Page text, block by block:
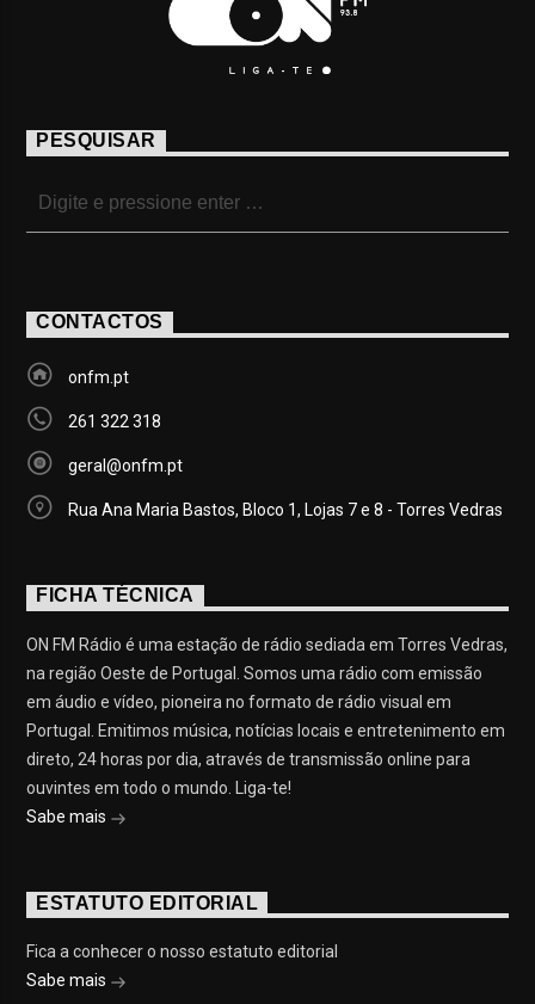
PESQUISAR
CONTACTOS
onfm.pt
261 322 318
geral@onfm.pt
Rua Ana Maria Bastos, Bloco 1, Lojas 7 e 8 - Torres Vedras
FICHA TÉCNICA
ON FM Rádio é uma estação de rádio sediada em Torres Vedras,
na região Oeste de Portugal. Somos uma rádio com emissão
em áudio e vídeo, pioneira no formato de rádio visual em
Portugal. Emitimos música, notícias locais e entretenimento em
direto, 24 horas por dia, através de transmissão online para
ouvintes em todo o mundo. Liga-te!
Sabe mais
ESTATUTO EDITORIAL
Fica a conhecer o nosso estatuto editorial
Sabe mais